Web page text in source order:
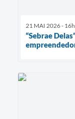
21 MAI 2026 -
“Sebrae